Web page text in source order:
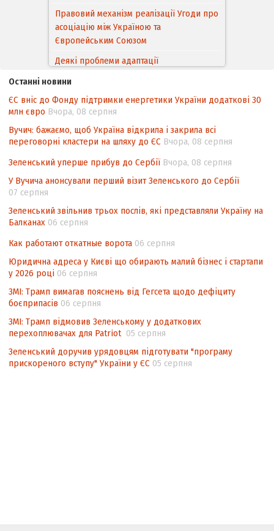
Правовий механізм реалізації Угоди про
асоціацію між Україною та
Європейським Cоюзом
Деякі проблеми адаптації
походження товарів відповідно до
Угоди про торговельні аспекти прав
інтелектуальної власності (TRIPS) у
контексті євроінтеграції
Аналіз виборчого законодавства щодо
невизначеності механізму повторного
підрахунку голосів виборців
Останні новини
ЄС вніс до Фонду підтримки енергетики України додаткові 30
млн євро Вчора, 08 серпня
Вучич: бажаємо, щоб Україна відкрила і закрила всі
переговорні кластери на шляху до ЄС Вчора, 08 серпня
Зеленський уперше прибув до Сербії Вчора, 08 серпня
У Вучича анонсували перший візит Зеленського до Сербії
07 серпня
Зеленський звільнив трьох послів, які представляли Україну на
Балканах 06 серпня
Как работают откатные ворота 06 серпня
Юридична адреса у Києві що обирають малий бізнес і стартапи
у 2026 році 06 серпня
ЗМІ: Трамп вимагав пояснень від Гегсета щодо дефіциту
боєприпасів 06 серпня
ЗМІ: Трамп відмовив Зеленському у додаткових
перехоплювачах для Patriot 05 серпня
Зеленський доручив урядовцям підготувати "програму
прискореного вступу" України у ЄС 05 серпня